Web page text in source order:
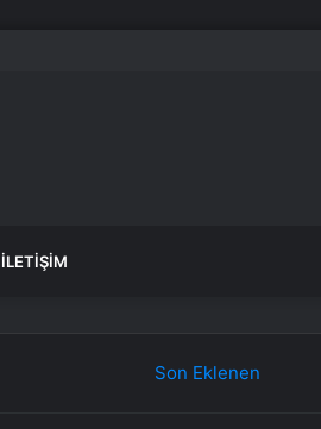
İLETIŞIM
Son Eklenen